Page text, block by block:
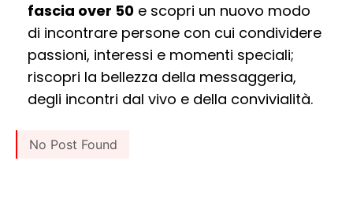
fascia over 50 e scopri un nuovo modo
di incontrare persone con cui condividere
passioni, interessi e momenti speciali;
riscopri la bellezza della messaggeria,
degli incontri dal vivo e della convivialità.
No Post Found